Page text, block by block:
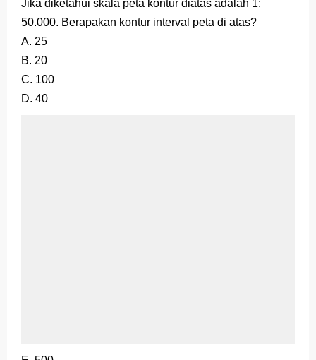
Jika diketahui skala peta kontur diatas adalah 1:
50.000. Berapakan kontur interval peta di atas?
A. 25
B. 20
C. 100
D. 40